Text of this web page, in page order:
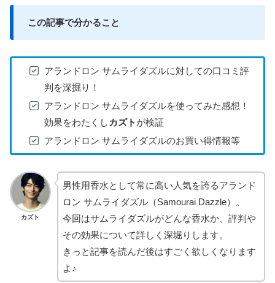
この記事で分かること
アランドロン サムライダズルに対しての口コミ評
判を深掘り！
アランドロン サムライダズルを使ってみた感想！
効果をわたくし カズト が検証
アランドロン サムライダズルのお買い得情報等
カズト
男性用香水として常に高い人気を誇るアランド
ロン サムライダズル（Samourai Dazzle）。
今回はサムライダズルがどんな香水か、評判や
その効果について詳しく深堀りします。
きっと記事を読んだ後はすごく欲しくなります
よ♪